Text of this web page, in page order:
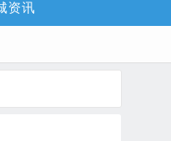
资讯